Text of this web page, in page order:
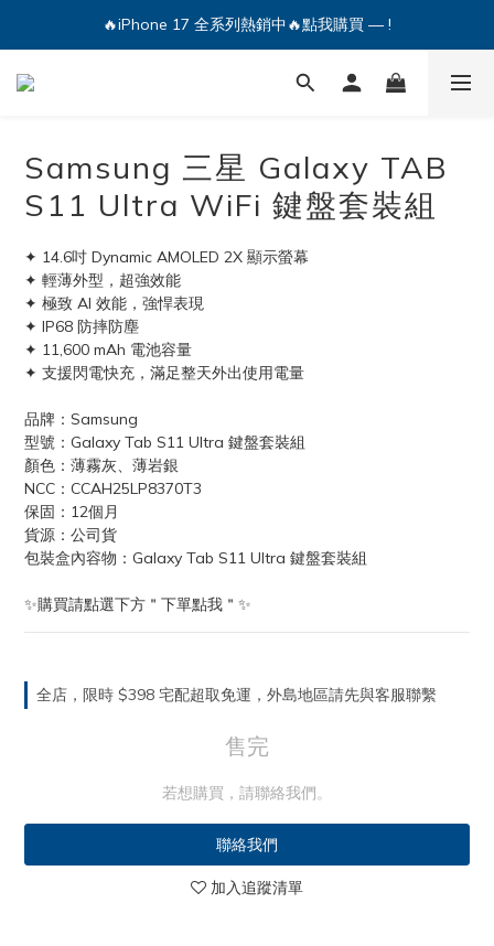
🔥iPhone 17 全系列熱銷中🔥點我購買 — !
🔥iPhone 17 全系列熱銷中🔥點我購買 — !
Samsung 三星 Galaxy TAB
S11 Ultra WiFi 鍵盤套裝組
✦ 14.6吋 Dynamic AMOLED 2X 顯示螢幕
✦ 輕薄外型，超強效能
✦ 極致 AI 效能，強悍表現
✦ IP68 防摔防塵
✦ 11,600 mAh 電池容量
✦ 支援閃電快充，滿足整天外出使用電量
品牌：Samsung
型號：Galaxy Tab S11 Ultra 鍵盤套裝組
顏色：薄霧灰、薄岩銀
NCC：CCAH25LP8370T3
保固：12個月
貨源：公司貨
包裝盒內容物：Galaxy Tab S11 Ultra 鍵盤套裝組
✨購買請點選下方＂下單點我＂✨
全店，限時 $398 宅配超取免運，外島地區請先與客服聯繫
售完
若想購買，請聯絡我們。
聯絡我們
加入追蹤清單